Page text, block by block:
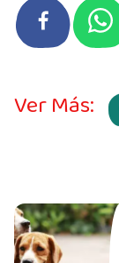
Ver Más: